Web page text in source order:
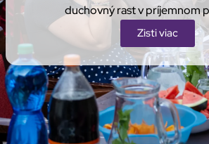
duchovný rast v príjemnom
Zisti viac